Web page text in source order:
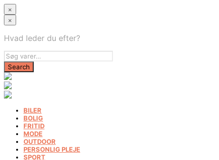
×
×
Hvad leder du efter?
BILER
BOLIG
FRITID
MODE
OUTDOOR
PERSONLIG PLEJE
SPORT